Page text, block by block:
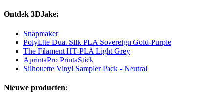
Ontdek 3DJake:
Snapmaker
PolyLite Dual Silk PLA Sovereign Gold-Purple
The Filament HT-PLA Light Grey
AprintaPro PrintaStick
Silhouette Vinyl Sampler Pack - Neutral
Nieuwe producten: